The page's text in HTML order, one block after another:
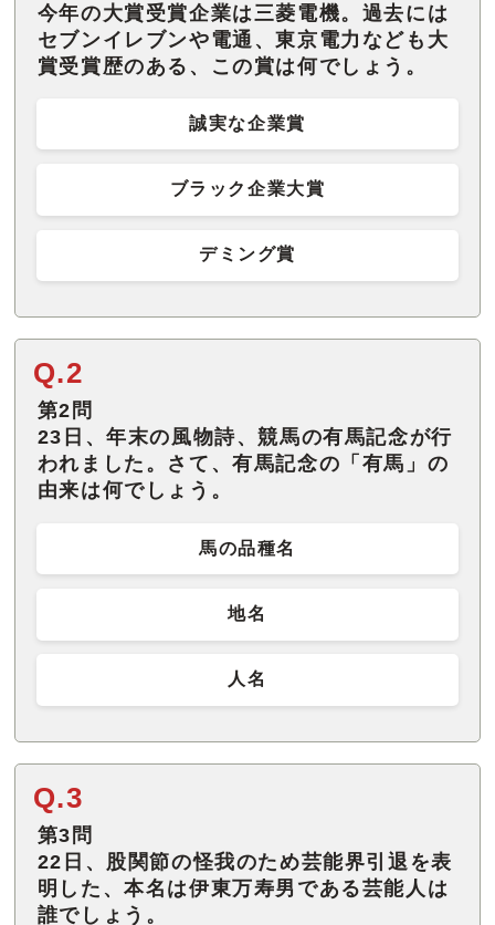
今年の大賞受賞企業は三菱電機。過去には
セブンイレブンや電通、東京電力なども大
賞受賞歴のある、この賞は何でしょう。
誠実な企業賞
ブラック企業大賞
デミング賞
Q.2
第2問
23日、年末の風物詩、競馬の有馬記念が行
われました。さて、有馬記念の「有馬」の
由来は何でしょう。
馬の品種名
地名
人名
Q.3
第3問
22日、股関節の怪我のため芸能界引退を表
明した、本名は伊東万寿男である芸能人は
誰でしょう。